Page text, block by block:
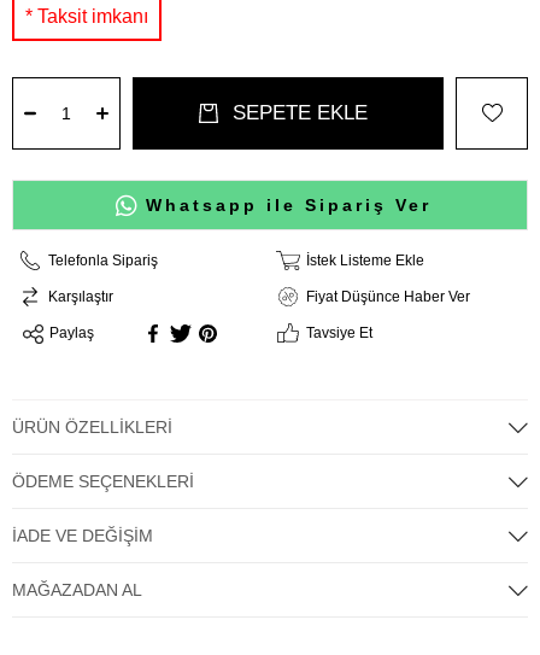
Whatsapp ile Sipariş Ver
Telefonla Sipariş İstek Listeme Ekle
Karşılaştır Fiyat Düşünce Haber Ver
Paylaş Tavsiye Et
ÜRÜN ÖZELLIKLERI
ÖDEME SEÇENEKLERI
İADE VE DEĞIŞIM
MAĞAZADAN AL